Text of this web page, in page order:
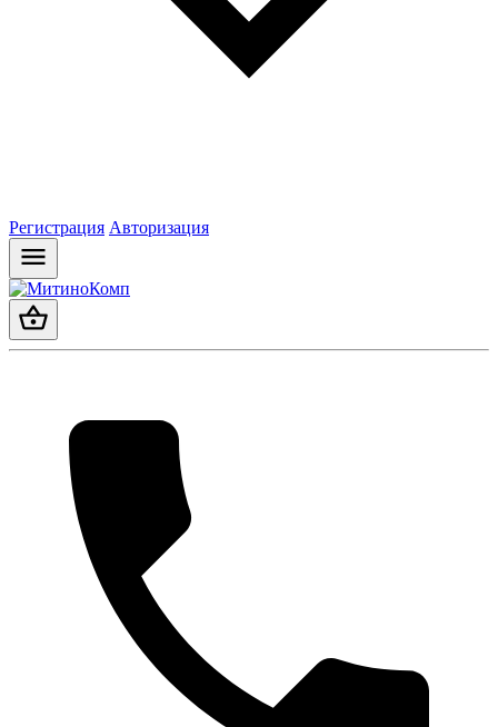
Регистрация Авторизация